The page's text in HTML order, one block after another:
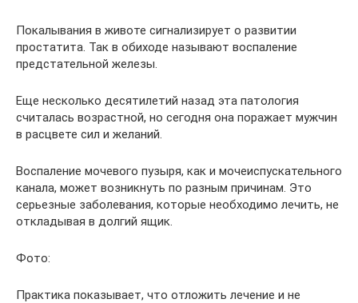
Покалывания в животе сигнализирует о развитии
простатита. Так в обиходе называют воспаление
предстательной железы.
Еще несколько десятилетий назад эта патология
считалась возрастной, но сегодня она поражает мужчин
в расцвете сил и желаний.
Воспаление мочевого пузыря, как и мочеиспускательного
канала, может возникнуть по разным причинам. Это
серьезные заболевания, которые необходимо лечить, не
откладывая в долгий ящик.
Фото:
Практика показывает, что отложить лечение и не